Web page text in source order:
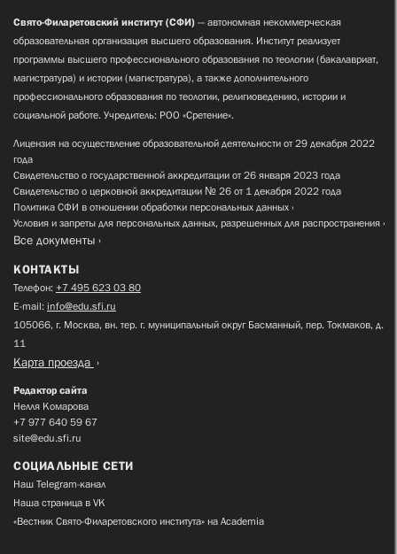
Свято-Филаретовский институт (СФИ) — автономная некоммерческая
образовательная организация высшего образования. Институт реализует
программы высшего профессионального образования по теологии (бакалавриат,
магистратура) и истории (магистратура), а также дополнительного
профессионального образования по теологии, религиоведению, истории и
социальной работе. Учредитель: РОО «Сретение».
Лицензия на осуществление образовательной деятельности от 29 декабря 2022
года
Свидетельство о государственной аккредитации от 26 января 2023 года
Свидетельство о церковной аккредитации № 26 от 1 декабря 2022 года
Политика СФИ в отношении обработки персональных данных
Условия и запреты для персональных данных, разрешенных для распространения
Все документы
КОНТАКТЫ
Телефон: +7 495 623 03 80
E-mail: info@edu.sfi.ru
105066, г. Москва, вн. тер. г. муниципальный округ Басманный, пер. Токмаков, д.
11
Карта проезда
Редактор сайта
Нелля Комарова
+7 977 640 59 67
site@edu.sfi.ru
СОЦИАЛЬНЫЕ СЕТИ
Наш Telegram-канал
Наша страница в VK
«Вестник Свято-Филаретовского института» на Academia